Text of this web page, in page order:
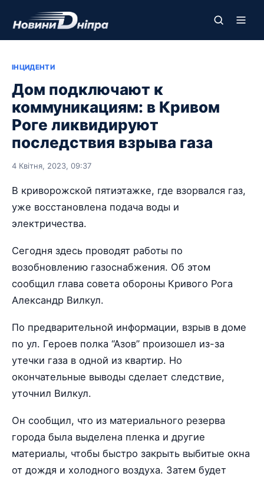
ІНЦИДЕНТИ
Дом подключают к
коммуникациям: в Кривом
Роге ликвидируют
последствия взрыва газа
4 Квітня, 2023, 09:37
В криворожской пятиэтажке, где взорвался газ,
уже восстановлена подача воды и
электричества.
Сегодня здесь проводят работы по
возобновлению газоснабжения. Об этом
сообщил глава совета обороны Кривого Рога
Александр Вилкул.
По предварительной информации, взрыв в доме
по ул. Героев полка “Азов” произошел из-за
утечки газа в одной из квартир. Но
окончательные выводы сделает следствие,
уточнил Вилкул.
Он сообщил, что из материального резерва
города была выделена пленка и другие
материалы, чтобы быстро закрыть выбитые окна
от дождя и холодного воздуха. Затем будет